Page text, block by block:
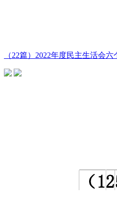
（22篇）2022年度民主生活会